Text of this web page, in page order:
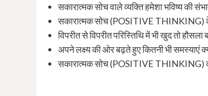
सकारात्मक सोच वाले व्यक्ति हमेशा भविष्य की
सकारात्मक सोच (POSITIVE THINKING) के
विपरीत से विपरीत परिस्तिथि में भी खुद तो
अपने लक्ष्य की ओर बढ़ते हुए कितनी भी समस्याएं
सकारात्मक सोच (POSITIVE THINKING) का